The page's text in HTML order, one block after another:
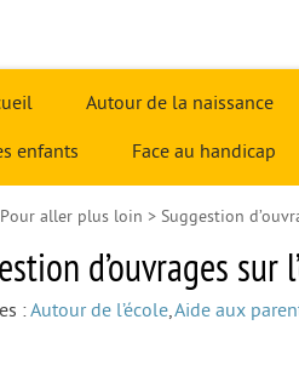
Autour de la naissance
enfants Face au handicap
Pour aller plus loin > Suggestion
d’ouvrages
:Autour de l’école,Aide aux